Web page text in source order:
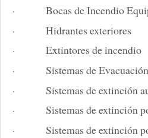
· Bocas de Incendio
· Hidrantes exteriores
· Extintores de incendio
· Sistemas de Evacuación
· Sistemas de extinción
· Sistemas de extinción
· Sistemas de extinción